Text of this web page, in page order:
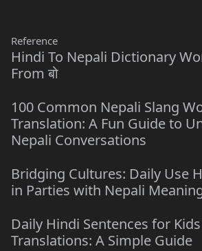
Reference
Hindi To Nepali Dictionary
From बो
100 Common Nepali Slang
Translation: A Fun Guide to
Nepali Conversations
Bridging Cultures: Daily Use
in Parties with Nepali
Daily Hindi Sentences for
Translations: A Simple Guide